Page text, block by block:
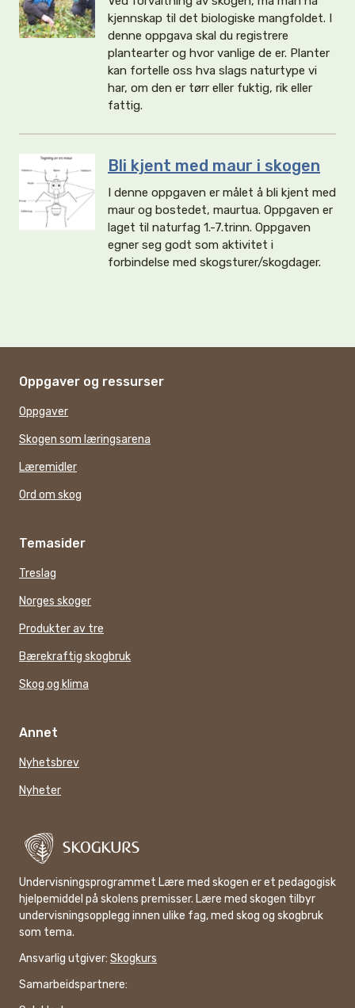
kjennskap til det biologiske mangfoldet. I
denne oppgava skal du registrere
plantearter og hvor vanlige de er. Planter
kan fortelle oss hva slags naturtype vi
har, om den er tørr eller fuktig, rik eller
fattig.
Bli kjent med maur i skogen
I denne oppgaven er målet å bli kjent med
maur og bostedet, maurtua. Oppgaven er
laget til naturfag 1.-7.trinn. Oppgaven
egner seg godt som aktivitet i
forbindelse med skogsturer/skogdager.
Oppgaver og ressurser
Oppgaver
Skogen som læringsarena
Læremidler
Ord om skog
Temasider
Treslag
Norges skoger
Produkter av tre
Bærekraftig skogbruk
Skog og klima
Annet
Nyhetsbrev
Nyheter
Undervisningsprogrammet Lære med skogen er et pedagogisk
hjelpemiddel på skolens premisser. Lære med skogen tilbyr
undervisningsopplegg innen ulike fag, med skog og skogbruk
som tema.
Ansvarlig utgiver: Skogkurs
Samarbeidspartnere: